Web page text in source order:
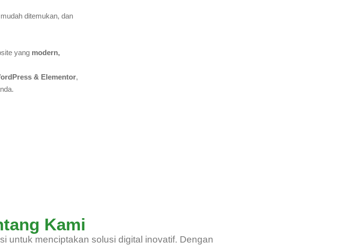
ditemukan, dan
yang modern,
& Elementor,
Kami
untuk menciptakan solusi digital inovatif. Dengan